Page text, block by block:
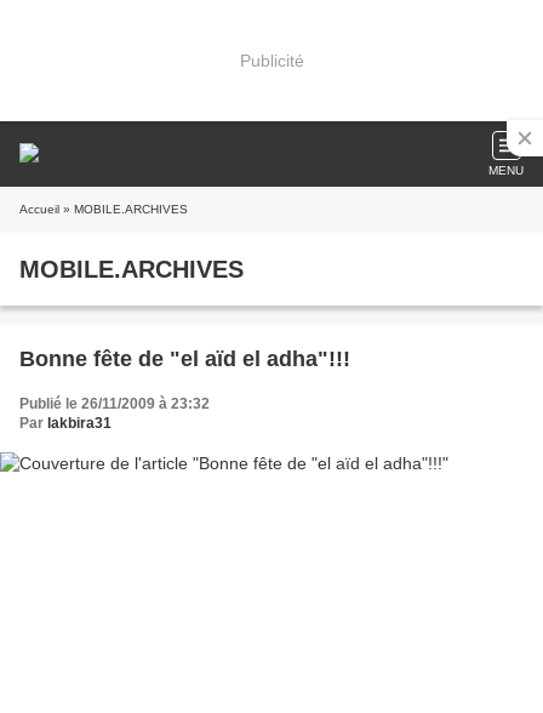
Publicité
MENU
Accueil » MOBILE.ARCHIVES
MOBILE.ARCHIVES
Bonne fête de "el aïd el adha"!!!
Publié le 26/11/2009 à 23:32
Par lakbira31